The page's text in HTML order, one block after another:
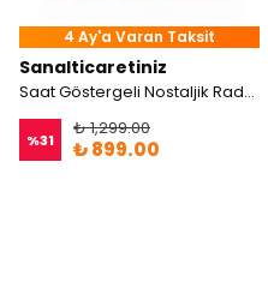
4 Ay'a Varan Taksit
Sanalticaretiniz
Saat Göstergeli Nostaljik Radyo
%31
₺ 1,299.00
₺ 899.00